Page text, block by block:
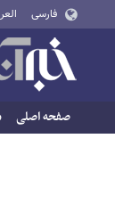
فارسی
صفحه اصلی